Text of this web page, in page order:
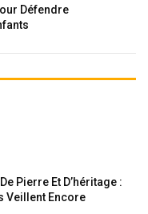
Défendre
Pierre Et D’héritage :
Veillent Encore